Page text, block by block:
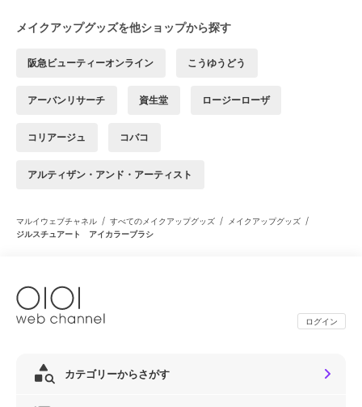
メイクアップグッズを他ショップから探す
阪急ビューティーオンライン こうゆうどう
アーバンリサーチ 資生堂 ロージーローザ
コリアージュ コバコ
アルティザン・アンド・アーティスト
マルイウェブチャネル / すべてのメイクアップグッズ / メイクアップグッズ /
ジルスチュアート アイカラーブラシ
ログイン
カテゴリーからさがす